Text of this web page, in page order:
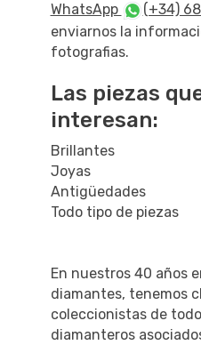
WhatsApp
(+34)
enviarnos la
fotografias.
Las piezas
interesan:
Brillantes
Joyas
Antigüedades
Todo tipo de piezas
En nuestros 40 años
diamantes, tenemos
coleccionistas de
diamanteros